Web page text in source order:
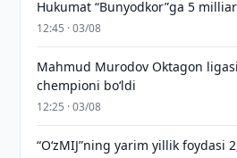
Hukumat “Bunyodkor”ga 5
12:45 · 03/08
Mahmud Murodov Oktagon
chempioni bo‘ldi
12:25 · 03/08
“O‘zMIJ”ning yarim yillik foydasi